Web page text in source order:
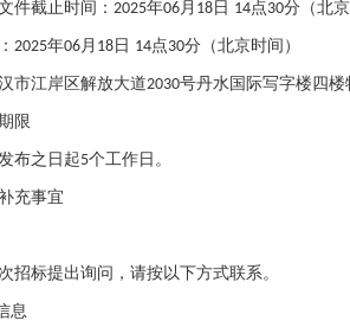
件截止时间：2025年06月 18 日 14点30分（北京
2025年06月 18 日 14点30分（北京时间）
市江岸区解放大道2030号丹水国际写字楼四楼
限
布之日起5个工作日。
充事宜
招标提出询问，请按以下方式联系。
息